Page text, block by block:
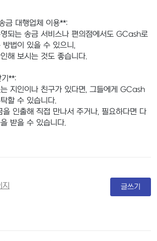
금 대행업체 이용**:
되는 송금 서비스나 편의점에서도 GCash로
법이 있을 수 있으니,
해 보시는 것도 좋습니다.
**:
지인이나 친구가 있다면, 그들에게 GCash
할 수 있습니다.
을 인출해 직접 만나서 주거나, 필요하다면 다
받을 수 있습니다.
글쓰기